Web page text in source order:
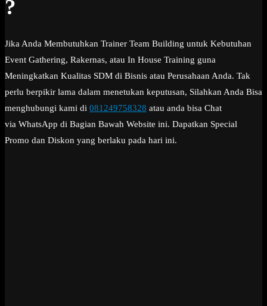
?
Jika Anda Membutuhkan Trainer Team Building untuk Kebutuhan
Event Gathering, Rakernas, atau In House Training guna
Meningkatkan Kualitas SDM di Bisnis atau Perusahaan Anda. Tak
perlu berpikir lama dalam menetukan keputusan, Silahkan Anda Bisa
menghubungi kami di 081249758328 atau anda bisa Chat
via WhatsApp di Bagian Bawah Website ini. Dapatkan Special
Promo dan Diskon yang berlaku pada hari ini.